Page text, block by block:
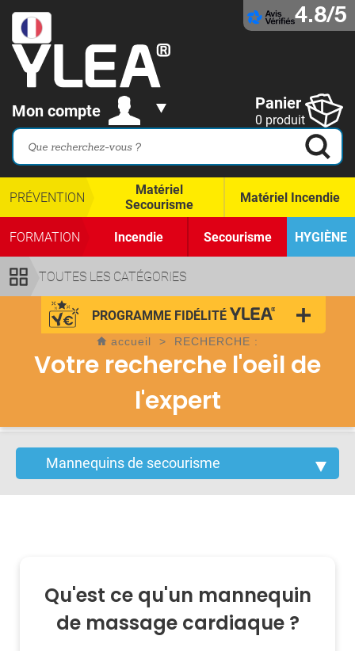
4.8/5
Mon compte Panier
0 produit
TOUTES LES CATÉGORIES
PRÉVENTION
Matériel
Secourisme
Matériel Incendie
FORMATION Incendie Secourisme HYGIÈNE
PROGRAMME FIDÉLITÉ
accueil > RECHERCHE :
Votre recherche l'oeil de
l'expert
Qu'est ce qu'un mannequin
de massage cardiaque ?